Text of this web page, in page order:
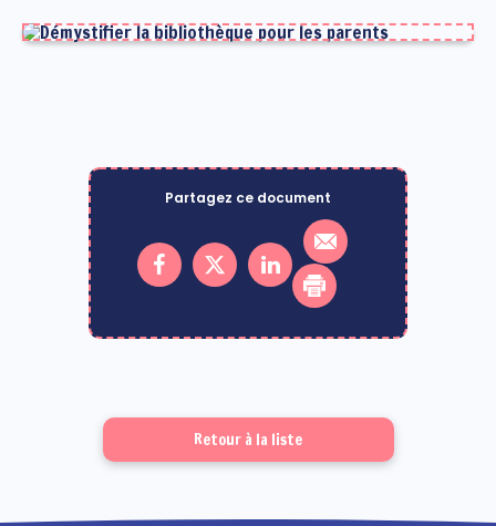
Partagez ce document
Retour à la liste